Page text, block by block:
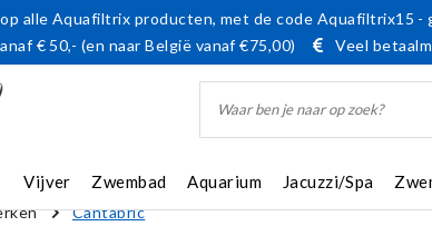
alle Aquafiltrix producten, met de code Aquafiltrix15 -
€ 50,- (en naar België vanaf €75,00)
Veel
Vijver Zwembad Aquarium Jacuzzi/Spa
Cantabric